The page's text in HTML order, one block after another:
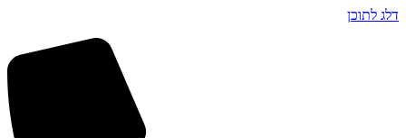
דלג לתוכן